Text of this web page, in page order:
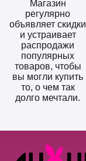
Магазин
регулярно
объявляет скидки
и устраивает
распродажи
популярных
товаров, чтобы
вы могли купить
то, о чем так
долго мечтали.